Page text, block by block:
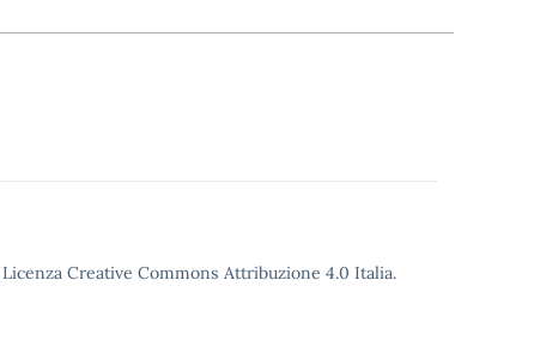
Creative Commons Attribuzione 4.0 Italia.